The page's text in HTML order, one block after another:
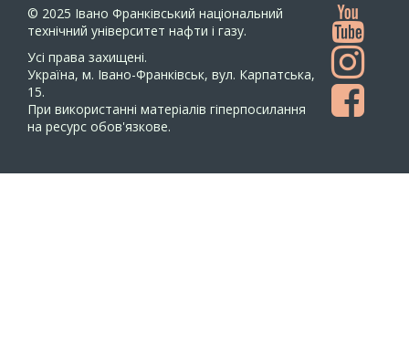
© 2025 Івано Франківський національний
технічний університет нафти і газу.
Усi права захищенi.
Україна, м. Івано-Франківськ, вул. Карпатська,
15.
При використанні матеріалів гіперпосилання
на ресурс обов'язкове.